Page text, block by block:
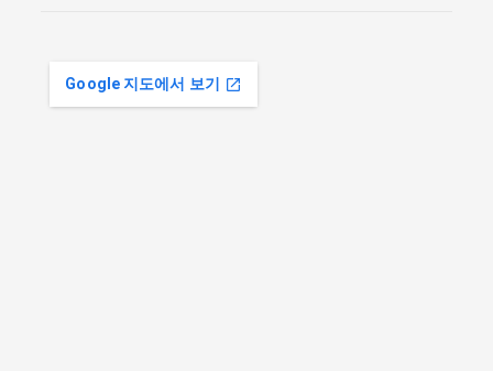
Google 지도에서 보기